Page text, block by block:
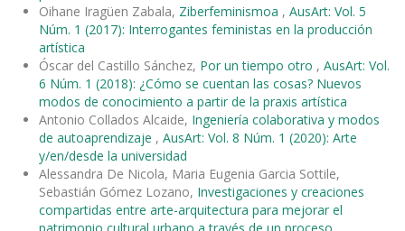
Oihane Iragüen Zabala, Ziberfeminismoa , AusArt: Vol. 5
Núm. 1 (2017): Interrogantes feministas en la producción
artística
Óscar del Castillo Sánchez, Por un tiempo otro , AusArt: Vol.
6 Núm. 1 (2018): ¿Cómo se cuentan las cosas? Nuevos
modos de conocimiento a partir de la praxis artística
Antonio Collados Alcaide, Ingeniería colaborativa y modos
de autoaprendizaje , AusArt: Vol. 8 Núm. 1 (2020): Arte
y/en/desde la universidad
Alessandra De Nicola, Maria Eugenia Garcia Sottile,
Sebastián Gómez Lozano, Investigaciones y creaciones
compartidas entre arte-arquitectura para mejorar el
patrimonio cultural urbano a través de un proceso